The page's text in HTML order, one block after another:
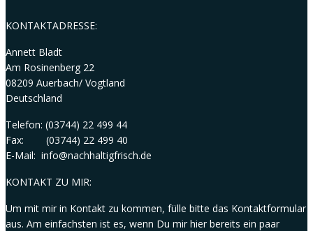
KONTAKTADRESSE:
Annett Bladt
Am Rosinenberg 22
08209 Auerbach/ Vogtland
Deutschland
Telefon: (03744) 22 499 44
Fax: (03744) 22 499 40
E-Mail: info@nachhaltigfrisch.de
KONTAKT ZU MIR:
Um mit mir in Kontakt zu kommen, fülle bitte das Kontaktformular
aus. Am einfachsten ist es, wenn Du mir hier bereits ein paar